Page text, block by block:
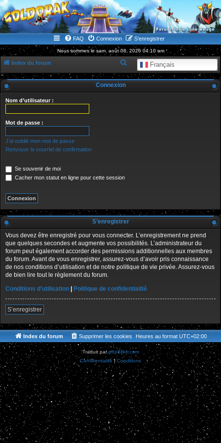
WWW.GOLDORAKGO.COM
le site de la Lune Rouge
FAQ Connexion S’enregistrer
Nous sommes le sam. août 08, 2026 04:10 am
Index du forum Français
e
Connexion
Nom d’utilisateur :
Mot de passe :
J’ai oublié mon mot de passe
Renvoyer le courriel de confirmation
Se souvenir de moi
Cacher mon statut en ligne pour cette session
S’enregistrer
Vous devez être enregistré pour vous connecter. L’enregistrement ne prend
que quelques secondes et augmente vos possibilités. L’administrateur du
forum peut également accorder des permissions additionnelles aux membres
du forum. Avant de vous enregistrer, assurez-vous d’avoir pris connaissance
de nos conditions d’utilisation et de notre politique de vie privée. Assurez-vous
de bien lire tout le règlement du forum.
Conditions d’utilisation
Politique de confidentialité
S’enregistrer
Index du forum Heures au format UTC+02:00
Supprimer les cookies
Traduit parphpBB-fr.com
Confidentialité |Conditions